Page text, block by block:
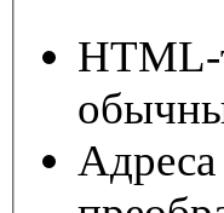
HTML-
Адреса